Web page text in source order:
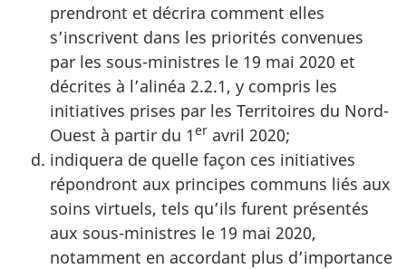
prendront et décrira comment elles
s’inscrivent dans les priorités convenues
par les sous-ministres le 19 mai 2020 et
décrites à l’alinéa 2.2.1, y compris les
initiatives prises par les Territoires du Nord-
Ouest à partir du 1er avril 2020;
indiquera de quelle façon ces initiatives
répondront aux principes communs liés aux
soins virtuels, tels qu’ils furent présentés
aux sous-ministres le 19 mai 2020,
notamment en accordant plus d’importance